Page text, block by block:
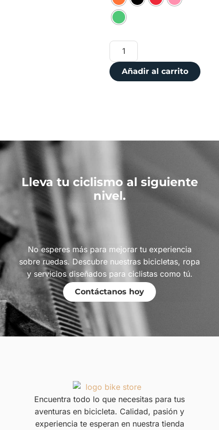
Añadir al carrito
Lleva tu ciclismo al siguiente
nivel.
No esperes más para mejorar tu experiencia
sobre ruedas. Descubre nuestras bicicletas, ropa
y servicios diseñados para ciclistas como tú.
Contáctanos hoy
Encuentra todo lo que necesitas para tus
aventuras en bicicleta. Calidad, pasión y
experiencia te esperan en nuestra tienda